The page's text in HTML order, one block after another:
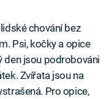
chování bez
Psi, kočky a opice
den jsou podrobováni
Zvířata jsou na
Pro opice,